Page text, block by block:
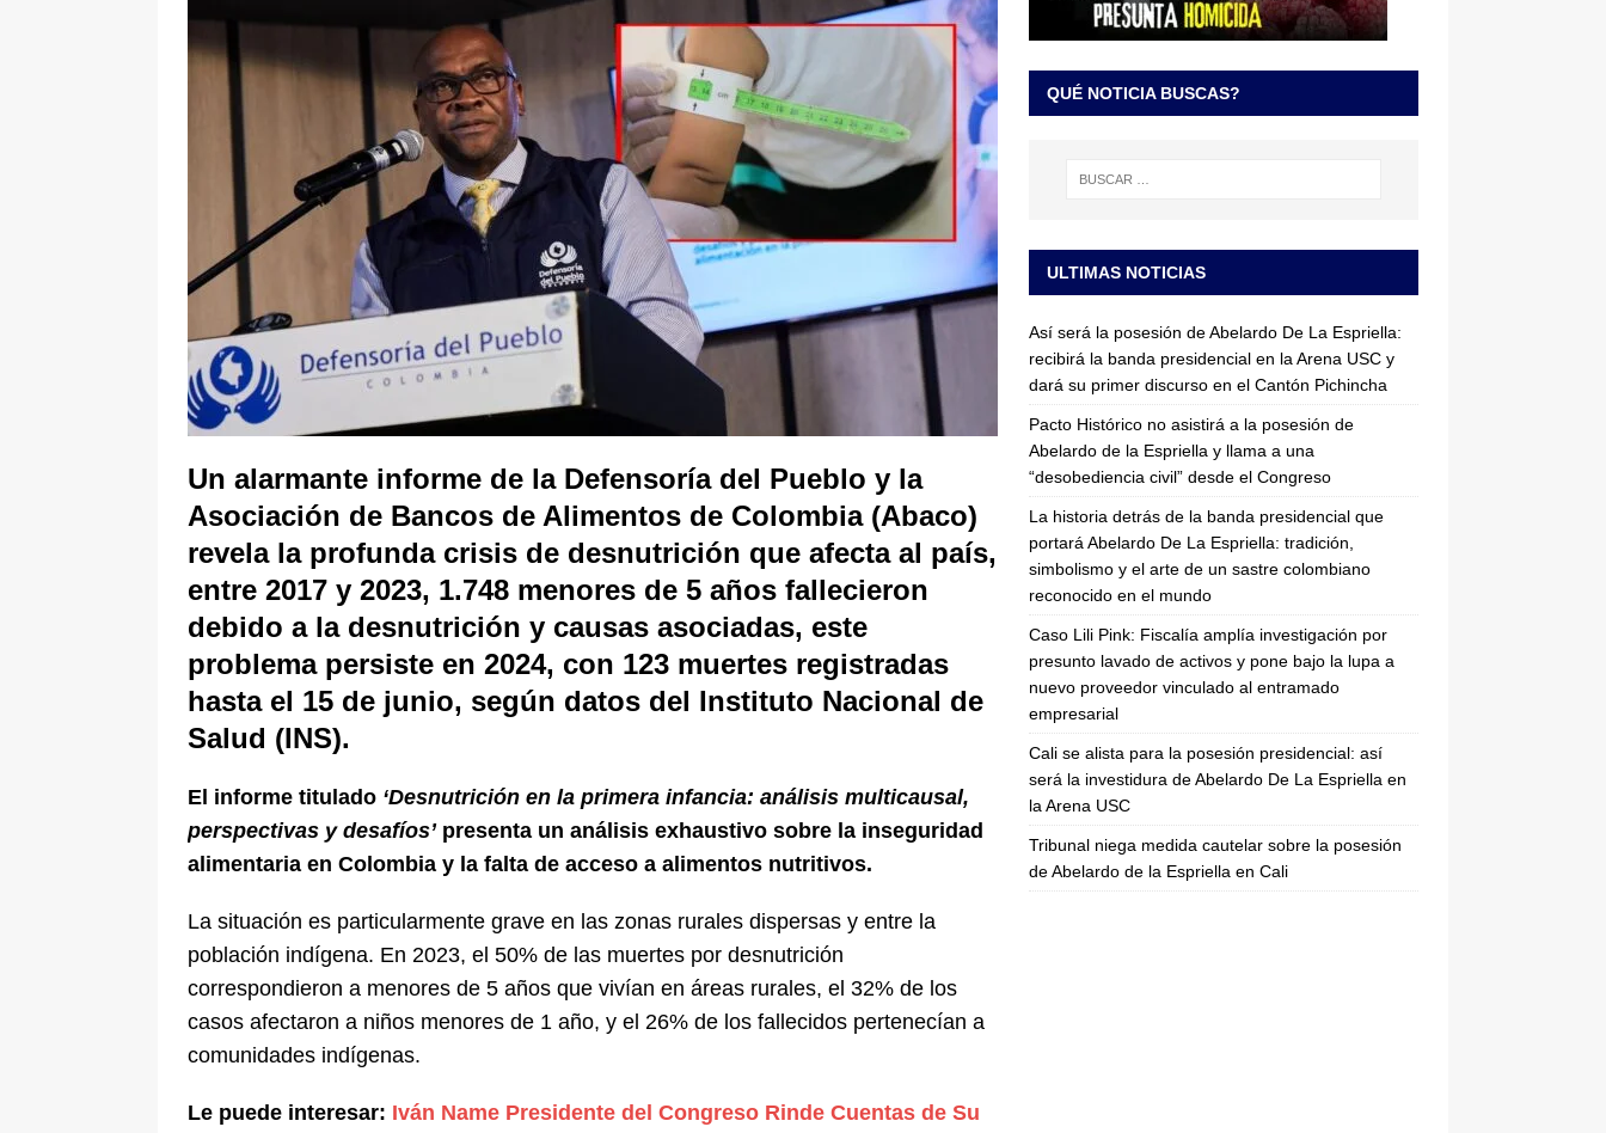
pone bajo la lupa a nuevo proveedor vinculado al entramado empresarial JUDICIALES
[ 6 de agosto de 2026 ] Cali se alista para la posesión presidencial: así será la investidura de Abelardo
De La Espriella en la Arena USC LO ÚLTIMO
Un alarmante informe de la Defensoría del Pueblo y la
Asociación de Bancos de Alimentos de Colombia (Abaco)
revela la profunda crisis de desnutrición que afecta al país,
entre 2017 y 2023, 1.748 menores de 5 años fallecieron
debido a la desnutrición y causas asociadas, este
problema persiste en 2024, con 123 muertes registradas
hasta el 15 de junio, según datos del Instituto Nacional de
Salud (INS).
El informe titulado ‘Desnutrición en la primera infancia: análisis multicausal,
perspectivas y desafíos’presenta un análisis exhaustivo sobre la inseguridad
alimentaria en Colombia y la falta de acceso a alimentos nutritivos.
La situación es particularmente grave en las zonas rurales dispersas y entre la
población indígena. En 2023, el 50% de las muertes por desnutrición
correspondieron a menores de 5 años que vivían en áreas rurales, el 32% de los
casos afectaron a niños menores de 1 año, y el 26% de los fallecidos pertenecían a
comunidades indígenas.
Le puede interesar: Iván Name Presidente del Congreso Rinde Cuentas de Su
QUÉ NOTICIA BUSCAS?
ULTIMAS NOTICIAS
Así será la posesión de Abelardo De La Espriella:
recibirá la banda presidencial en la Arena USC y
dará su primer discurso en el Cantón Pichincha
Pacto Histórico no asistirá a la posesión de
Abelardo de la Espriella y llama a una
“desobediencia civil” desde el Congreso
La historia detrás de la banda presidencial que
portará Abelardo De La Espriella: tradición,
simbolismo y el arte de un sastre colombiano
reconocido en el mundo
Caso Lili Pink: Fiscalía amplía investigación por
presunto lavado de activos y pone bajo la lupa a
nuevo proveedor vinculado al entramado
empresarial
Cali se alista para la posesión presidencial: así
será la investidura de Abelardo De La Espriella en
la Arena USC
Tribunal niega medida cautelar sobre la posesión
de Abelardo de la Espriella en Cali